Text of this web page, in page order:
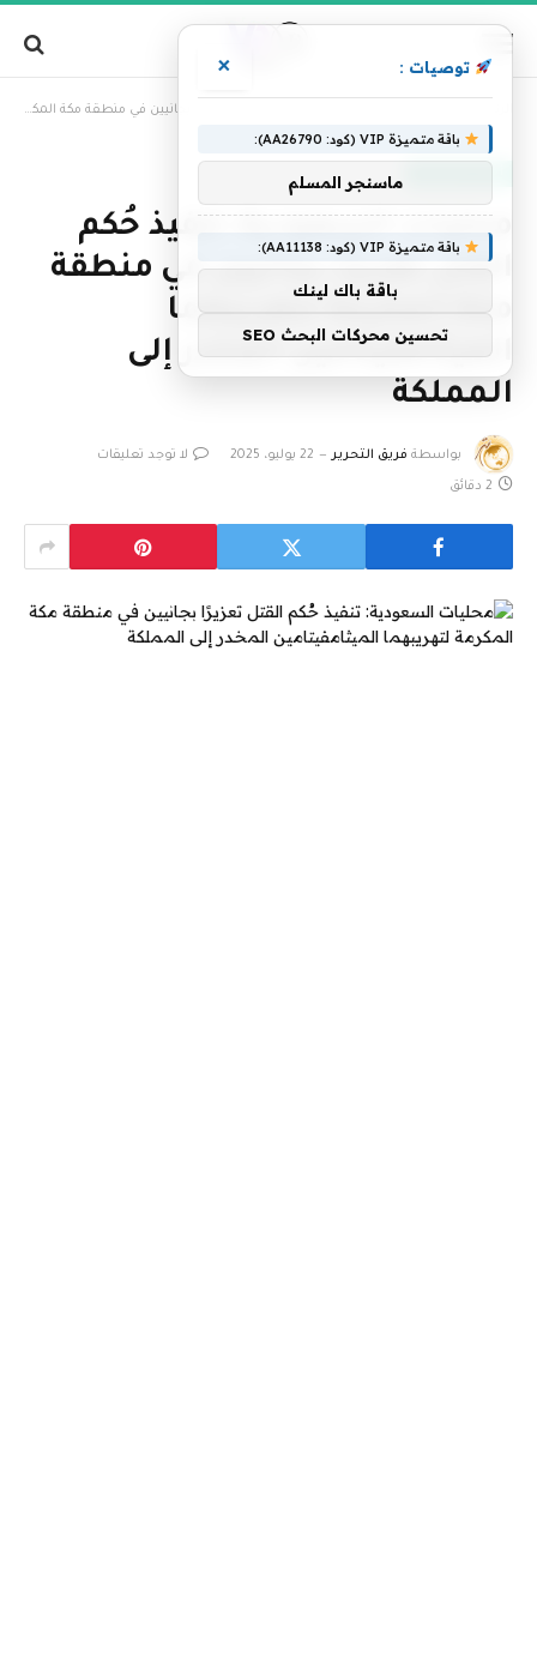
محليات السعودية: تنفيذ حُكم القتل تعزيرًا بجانيين في منطقة مكة المكرمة لتهريبهما الميثامفيتامين المخدر إلى المملكة
محليات السعودية: تنفيذ حُكم
القتل تعزيرًا بجانيين في منطقة
مكة المكرمة لتهريبهما
الميثامفيتامين المخدر إلى
المملكة
بواسطة فريق التحرير 22 يوليو، 2025 لا توجد تعليقات
2 دقائق
توصيات : ×
باقة متميزة VIP (كود: AA26790):
ماسنجر المسلم
باقة متميزة VIP (كود: AA11138):
باقة باك لينك
تحسين محركات البحث SEO